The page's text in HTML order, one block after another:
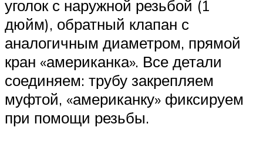
уголок с наружной резьбой (1
дюйм), обратный клапан с
аналогичным диаметром, прямой
кран «американка». Все детали
соединяем: трубу закрепляем
муфтой, «американку» фиксируем
при помощи резьбы.